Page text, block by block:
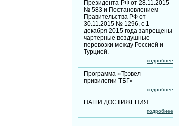
Президента РФ от 28.11.2015
№ 583 и Постановлением
Правительства РФ от
30.11.2015 № 1296, с 1
декабря 2015 года запрещены
чартерные воздушные
перевозки между Россией и
Турцией.
подробнее
Программа «Трэвел-
привилегии ТБГ»
подробнее
НАШИ ДОСТИЖЕНИЯ
подробнее